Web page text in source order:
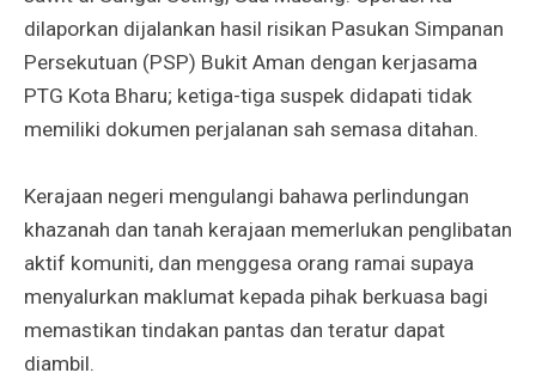
dilaporkan dijalankan hasil risikan Pasukan Simpanan
Persekutuan (PSP) Bukit Aman dengan kerjasama
PTG Kota Bharu; ketiga-tiga suspek didapati tidak
memiliki dokumen perjalanan sah semasa ditahan.
Kerajaan negeri mengulangi bahawa perlindungan
khazanah dan tanah kerajaan memerlukan penglibatan
aktif komuniti, dan menggesa orang ramai supaya
menyalurkan maklumat kepada pihak berkuasa bagi
memastikan tindakan pantas dan teratur dapat
diambil.